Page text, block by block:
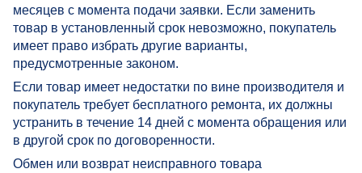
месяцев с момента подачи заявки. Если заменить
товар в установленный срок невозможно, покупатель
имеет право избрать другие варианты,
предусмотренные законом.
Если товар имеет недостатки по вине производителя и
покупатель требует бесплатного ремонта, их должны
устранить в течение 14 дней с момента обращения или
в другой срок по договоренности.
Обмен или возврат неисправного товара